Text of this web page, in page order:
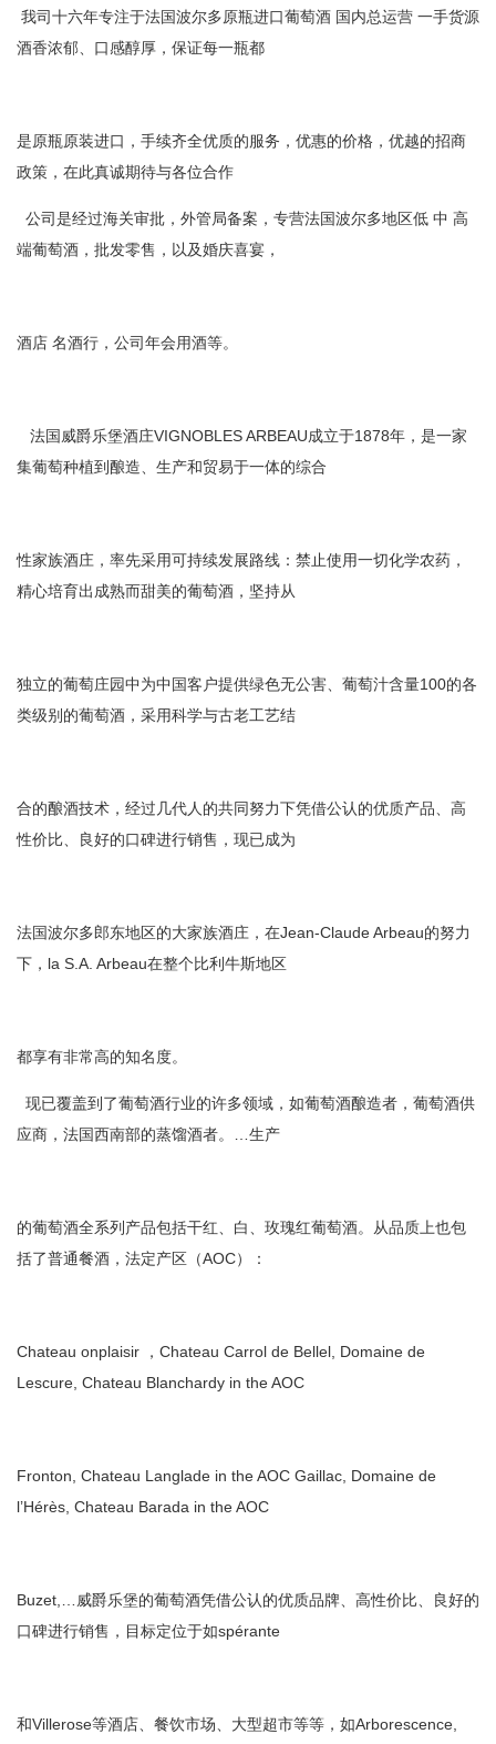
我司十六年专注于法国波尔多原瓶进口葡萄酒 国内总运营 一手货源
酒香浓郁、口感醇厚，保证每一瓶都
是原瓶原装进口，手续齐全优质的服务，优惠的价格，优越的招商
政策，在此真诚期待与各位合作
公司是经过海关审批，外管局备案，专营法国波尔多地区低 中 高
端葡萄酒，批发零售，以及婚庆喜宴，
酒店 名酒行，公司年会用酒等。
法国威爵乐堡酒庄VIGNOBLES ARBEAU成立于1878年，是一家
集葡萄种植到酿造、生产和贸易于一体的综合
性家族酒庄，率先采用可持续发展路线：禁止使用一切化学农药，
精心培育出成熟而甜美的葡萄酒，坚持从
独立的葡萄庄园中为中国客户提供绿色无公害、葡萄汁含量100的各
类级别的葡萄酒，采用科学与古老工艺结
合的酿酒技术，经过几代人的共同努力下凭借公认的优质产品、高
性价比、良好的口碑进行销售，现已成为
法国波尔多郎东地区的大家族酒庄，在Jean-Claude Arbeau的努力
下，la S.A. Arbeau在整个比利牛斯地区
都享有非常高的知名度。
现已覆盖到了葡萄酒行业的许多领域，如葡萄酒酿造者，葡萄酒供
应商，法国西南部的蒸馏酒者。…生产
的葡萄酒全系列产品包括干红、白、玫瑰红葡萄酒。从品质上也包
括了普通餐酒，法定产区（AOC）：
Chateau onplaisir ，Chateau Carrol de Bellel, Domaine de
Lescure, Chateau Blanchardy in the AOC
Fronton, Chateau Langlade in the AOC Gaillac, Domaine de
l’Hérès, Chateau Barada in the AOC
Buzet,…威爵乐堡的葡萄酒凭借公认的优质品牌、高性价比、良好的
口碑进行销售，目标定位于如spérante
和Villerose等酒店、餐饮市场、大型超市等等，如Arborescence,